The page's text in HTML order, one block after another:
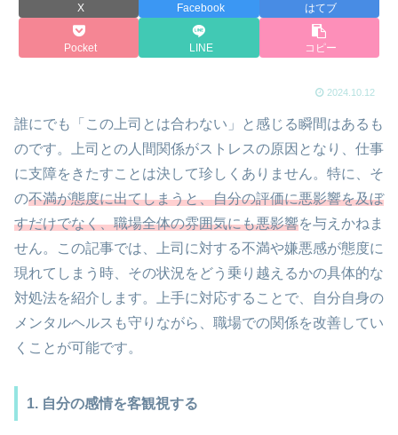
X Facebook はてブ
Pocket LINE コピー
2024.10.12
誰にでも「この上司とは合わない」と感じる瞬間はあるも
のです。上司との人間関係がストレスの原因となり、仕事
に支障をきたすことは決して珍しくありません。特に、そ
の不満が態度に出てしまうと、自分の評価に悪影響を及ぼ
すだけでなく、職場全体の雰囲気にも悪影響を与えかねま
せん。この記事では、上司に対する不満や嫌悪感が態度に
現れてしまう時、その状況をどう乗り越えるかの具体的な
対処法を紹介します。上手に対応することで、自分自身の
メンタルヘルスも守りながら、職場での関係を改善してい
くことが可能です。
1. 自分の感情を客観視する